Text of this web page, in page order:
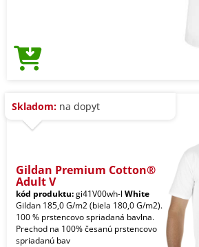
Skladom: na dopyt
Gildan Premium Cotton®
Adult V
kód produktu:gi41V00wh-l White
Gildan 185,0 G/m2 (biela 180,0 G/m2).
100 % prstencovo spriadaná bavlna.
Prechod na 100% česanú prstencovo
spriadanú bav